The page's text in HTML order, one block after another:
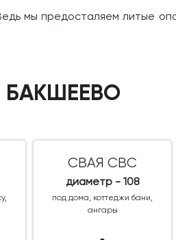
мы предосталяем литые
СВАЯ СВС
диаметр - 108
под дома, коттеджи бани,
ангары